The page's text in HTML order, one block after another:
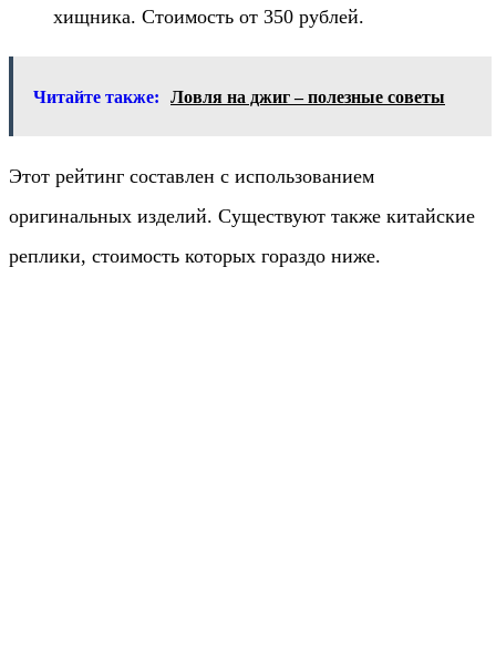
хищника. Стоимость от 350 рублей.
Читайте также: Ловля на джиг – полезные советы
Этот рейтинг составлен с использованием
оригинальных изделий. Существуют также китайские
реплики, стоимость которых гораздо ниже.